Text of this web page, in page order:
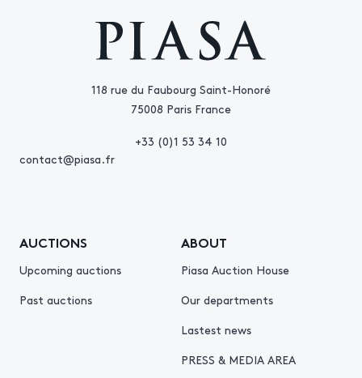
118 rue du Faubourg Saint-Honoré
75008 Paris France
+33 (0)1 53 34 10
contact@piasa.fr
AUCTIONS
Upcoming auctions
Past auctions
ABOUT
Piasa Auction House
Our departments
Lastest news
PRESS & MEDIA AREA